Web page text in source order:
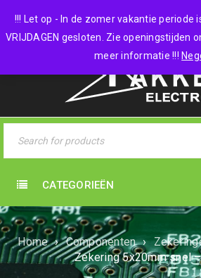
!!! Let op - In de zomer vakantie periode
VRIJDAGEN gesloten. Zie openingstijden
meer informatie !!!
CATEGORIEËN
Home › Componenten ›
Zekering 5x20mm snel